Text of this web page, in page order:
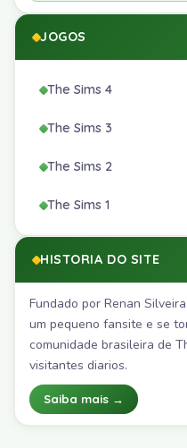
JOGOS
The Sims 4
The Sims 3
The Sims 2
The Sims 1
HISTORIA DO SITE
Fundado por Renan
um pequeno fansite e se
comunidade brasileira de
visitantes diarios.
Saiba mais →